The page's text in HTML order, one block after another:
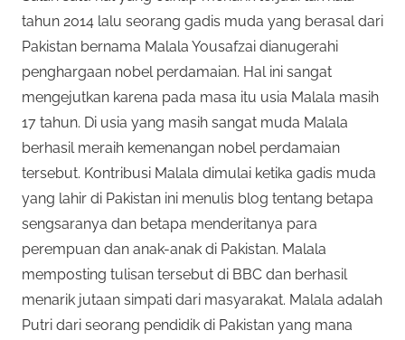
tahun 2014 lalu seorang gadis muda yang berasal dari
Pakistan bernama Malala Yousafzai dianugerahi
penghargaan nobel perdamaian. Hal ini sangat
mengejutkan karena pada masa itu usia Malala masih
17 tahun. Di usia yang masih sangat muda Malala
berhasil meraih kemenangan nobel perdamaian
tersebut. Kontribusi Malala dimulai ketika gadis muda
yang lahir di Pakistan ini menulis blog tentang betapa
sengsaranya dan betapa menderitanya para
perempuan dan anak-anak di Pakistan. Malala
memposting tulisan tersebut di BBC dan berhasil
menarik jutaan simpati dari masyarakat. Malala adalah
Putri dari seorang pendidik di Pakistan yang mana